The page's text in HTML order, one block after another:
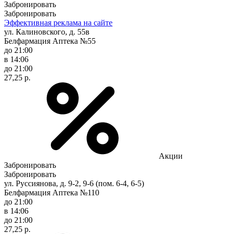
Забронировать
Забронировать
Эффективная реклама на сайте
ул. Калиновского, д. 55в
Белфармация Аптека №55
до 21:00
в 14:06
до 21:00
27,25 р.
Акции
Забронировать
Забронировать
ул. Руссиянова, д. 9-2, 9-6 (пом. 6-4, 6-5)
Белфармация Аптека №110
до 21:00
в 14:06
до 21:00
27,25 р.